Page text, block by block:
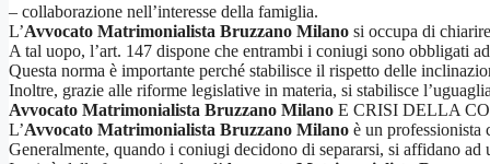
– collaborazione nell’interesse della famiglia.
L’Avvocato Matrimonialista Bruzzano Milano si occupa di
A tal uopo, l’art. 147 dispone che entrambi i coniugi sono obbligati
Questa norma è importante perché stabilisce il rispetto delle
Inoltre, grazie alle riforme legislative in materia, si stabilisce
Avvocato Matrimonialista Bruzzano Milano E CRISI DELLA
L’Avvocato Matrimonialista Bruzzano Milano è un professionista
Generalmente, quando i coniugi decidono di separarsi, si affidano ad